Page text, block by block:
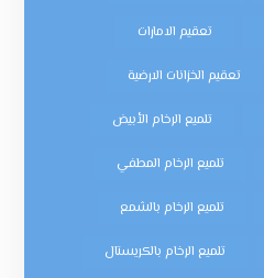
تعقيم الامارات
تعقيم الخزانات الارضية
تلميع الرخام الأبيض
تلميع الرخام المطفي
تلميع الرخام بالشمع
تلميع الرخام بالكريستال